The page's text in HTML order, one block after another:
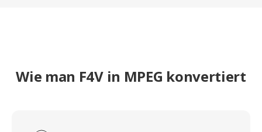
Wie man F4V in MPEG konvertiert